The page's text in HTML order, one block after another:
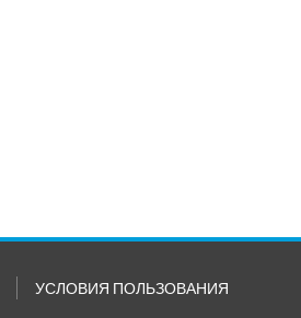
УСЛОВИЯ ПОЛЬЗОВАНИЯ